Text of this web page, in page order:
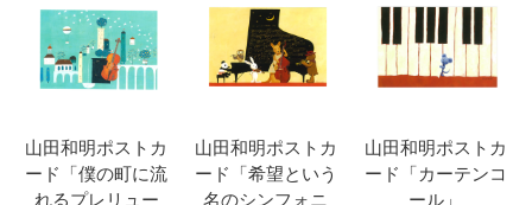
山田和明ポストカ
ード「僕の町に流
れるプレリュー
山田和明ポストカ
ード「希望という
名のシンフォニ
山田和明ポストカ
ード「カーテンコ
ール」